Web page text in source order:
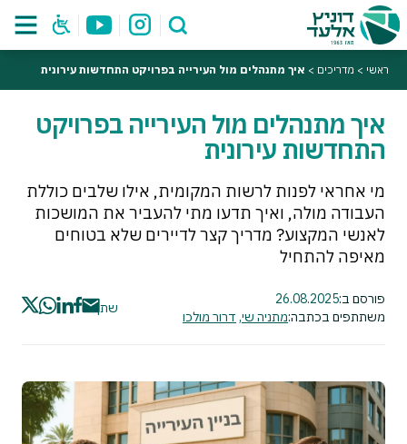
ראשי > מדריכים > איך מתנהלים מול העירייה בפרויקט התחדשות עירונית
איך מתנהלים מול העירייה בפרויקט
התחדשות עירונית
מי אחראי לפנות לרשות המקומית, אילו שלבים כוללת
העבודה מולה, ואיך תדעו מתי להעביר את המושכות
לאנשי המקצוע? מדריך קצר לדיירים שלא בטוחים
מאיפה להתחיל
פורסם ב:26.08.2025
משתתפים בכתבה:מתניה שי, דרור מולכו
שתף